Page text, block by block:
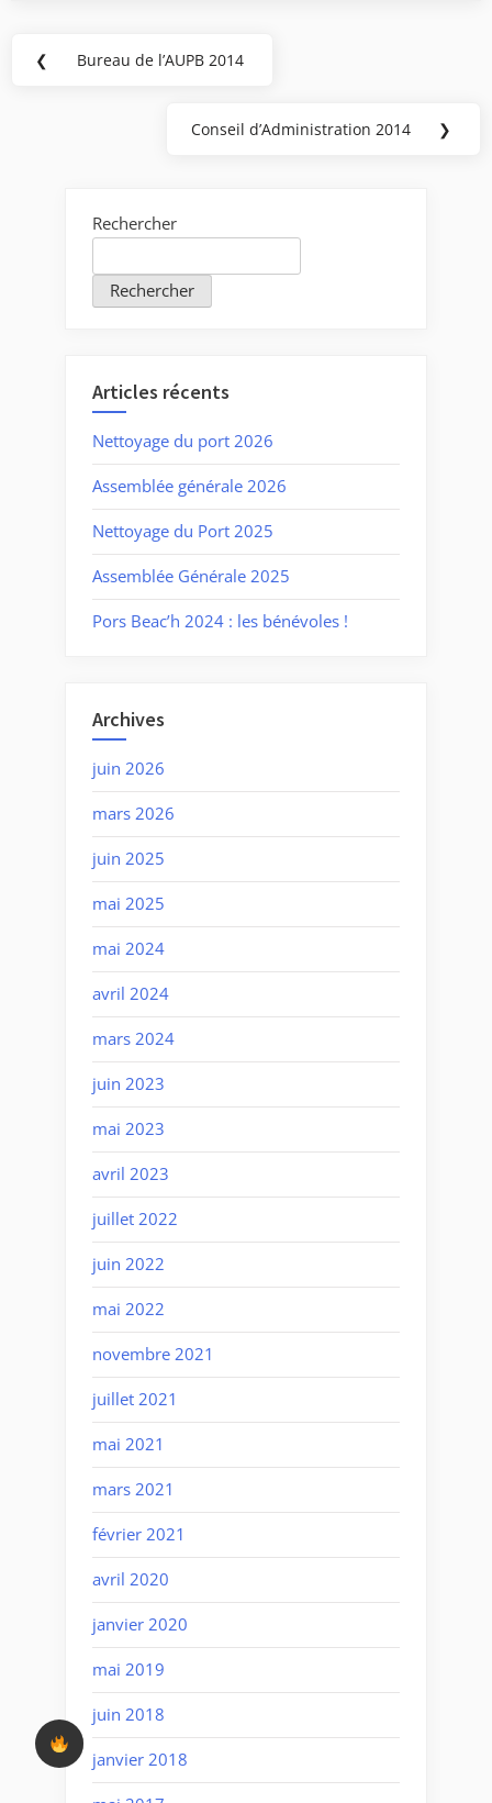
Navigation
❮
Previous
Bureau de l’AUPB 2014
Next
Conseil d’Administration 2014 ❯
Rechercher
Rechercher
Articles récents
Nettoyage du port 2026
Assemblée générale 2026
Nettoyage du Port 2025
Assemblée Générale 2025
Pors Beac’h 2024 : les bénévoles !
Archives
juin 2026
mars 2026
juin 2025
mai 2025
mai 2024
avril 2024
mars 2024
juin 2023
mai 2023
avril 2023
juillet 2022
juin 2022
mai 2022
novembre 2021
juillet 2021
mai 2021
mars 2021
février 2021
avril 2020
janvier 2020
mai 2019
juin 2018
janvier 2018